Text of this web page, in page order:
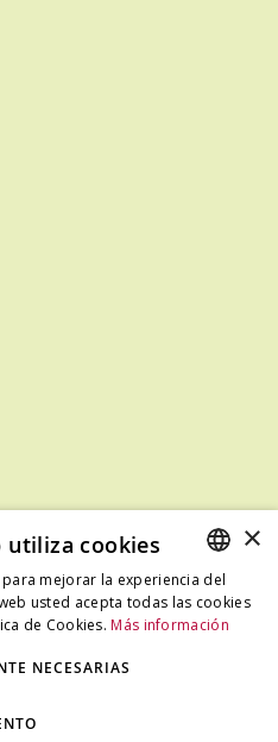
SPANISH
×
utiliza cookies
mejorar la experiencia del
usted acepta todas las cookies
de Cookies. Más información
NECESARIAS